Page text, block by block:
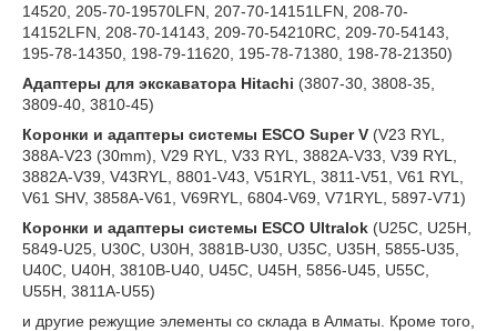
14520, 205-70-19570LFN, 207-70-14151LFN, 208-70-
14152LFN, 208-70-14143, 209-70-54210RC, 209-70-54143,
195-78-14350, 198-79-11620, 195-78-71380, 198-78-21350)
Адаптеры для экскаватора Hitachi (3807-30, 3808-35,
3809-40, 3810-45)
Коронки и адаптеры системы ESCO SuperV (V23 RYL,
388A-V23 (30mm), V29 RYL, V33 RYL, 3882A-V33, V39 RYL,
3882A-V39, V43RYL, 8801-V43, V51RYL, 3811-V51, V61 RYL,
V61 SHV, 3858A-V61, V69RYL, 6804-V69, V71RYL, 5897-V71)
Коронки и адаптеры системы ESCO Ultralok (U25C, U25H,
5849-U25, U30C, U30H, 3881B-U30, U35C, U35H, 5855-U35,
U40C, U40Н, 3810B-U40, U45C, U45H, 5856-U45, U55C,
U55H, 3811A-U55)
и другие режущие элементы со склада в Алматы. Кроме того,